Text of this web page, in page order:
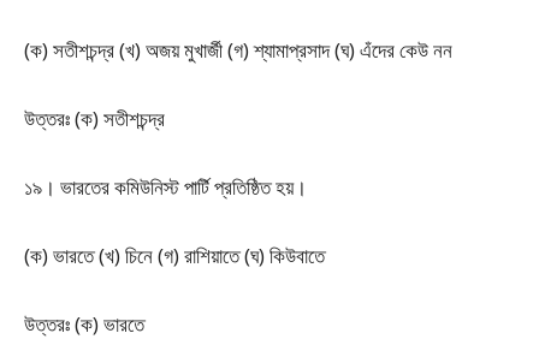
(ক) সতীশচন্দ্র (খ) অজয় মুখার্জী (গ) শ্যামাপ্রসাদ (ঘ) এঁদের কেউ নন
উত্তরঃ (ক) সতীশচন্দ্র
১৯। ভারতের কমিউনিস্ট পার্টি প্রতিষ্ঠিত হয়।
(ক) ভারতে (খ) চিনে (গ) রাশিয়াতে (ঘ) কিউবাতে
উত্তরঃ (ক) ভারতে